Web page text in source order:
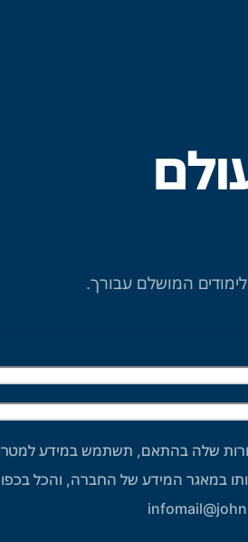
המושלם עבורך.
שלה בהתאם, תשתמש במידע למטרות
במאגר המידע של החברה, והכל